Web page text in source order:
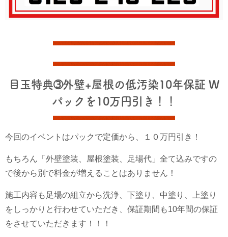
目玉特典➂外壁+屋根の低汚染10年保証 W
パックを10万円引き！！
今回のイベントはパックで定価から、１０万円引き！
もちろん「外壁塗装、屋根塗装、足場代」全て込みですの
で後から別で料金が増えることはありません！
施工内容も足場の組立から洗浄、下塗り、中塗り、上塗り
をしっかりと行わせていただき、保証期間も10年間の保証
をさせていただきます！！！